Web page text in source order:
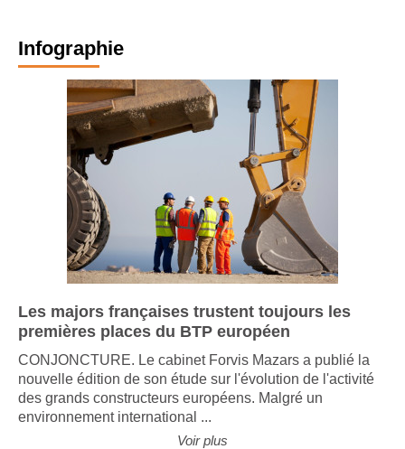
Infographie
Les majors françaises trustent toujours les
premières places du BTP européen
CONJONCTURE. Le cabinet Forvis Mazars a publié la
nouvelle édition de son étude sur l'évolution de l'activité
des grands constructeurs européens. Malgré un
environnement international ...
Voir plus